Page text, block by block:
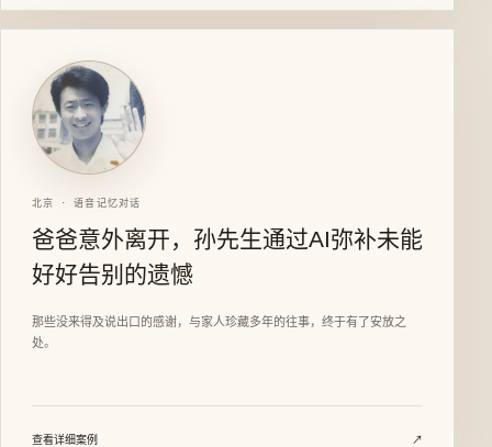
北京 · 语音记忆对话
爸爸意外离开，孙先生通过AI弥补未能
好好告别的遗憾
那些没来得及说出口的感谢，与家人珍藏多年的往事，终于有了安放之
处。
查看详细案例 ↗